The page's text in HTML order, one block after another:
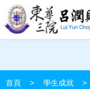
首頁 > 學生成就 >